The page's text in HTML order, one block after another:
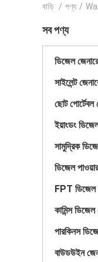
বাড়ি / পণ্য /
সব পণ্য
ডিজেল
সাইলেন্ট
ছোট পোর্টেবল
ইয়াংডং
সামুদ্রিক
ডিজেল
FPT ডিজেল
কামিন্স ডিজেল
পারকিনস
বাউডউইন